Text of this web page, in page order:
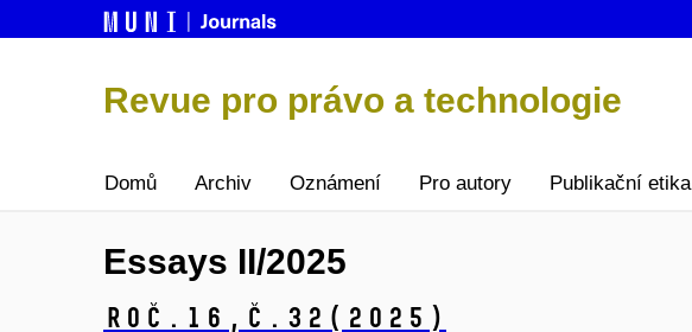
Revue pro právo a technologie
Domů Archiv Oznámení Pro autory Publikační etika
Essays II/2025
Roč.16, č.32 (2025)